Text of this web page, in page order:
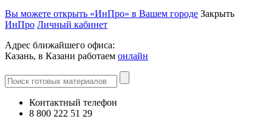
Вы можете открыть «ИнПро» в Вашем городе Закрыть
ИнПро Личный кабинет
Адрес ближайшего офиса:
Казань, в Казани работаем онлайн
Контактный телефон
8 800 222 51 29